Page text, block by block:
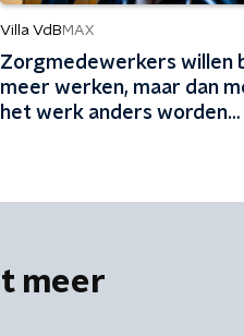
Villa VdB MAX
Zorgmedewerkers willen
meer werken, maar dan
het werk anders worden
meer